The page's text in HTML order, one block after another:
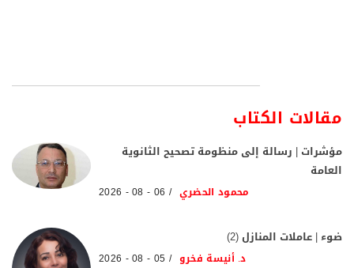
مقالات الكتاب
مؤشرات | رسالة إلى منظومة تصحيح الثانوية
العامة
محمود الحضري 06 - 08 - 2026
ضوء | عاملات المنازل (2)
د. أنيسة فخرو 05 - 08 - 2026